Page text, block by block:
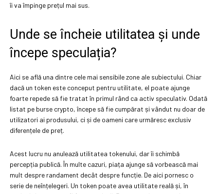
îi va împinge prețul mai sus.
Unde se încheie utilitatea și unde
începe speculația?
Aici se află una dintre cele mai sensibile zone ale subiectului. Chiar
dacă un token este conceput pentru utilitate, el poate ajunge
foarte repede să fie tratat în primul rând ca activ speculativ. Odată
listat pe burse crypto, începe să fie cumpărat și vândut nu doar de
utilizatori ai produsului, ci și de oameni care urmăresc exclusiv
diferențele de preț.
Acest lucru nu anulează utilitatea tokenului, dar îi schimbă
percepția publică. În multe cazuri, piața ajunge să vorbească mai
mult despre randament decât despre funcție. De aici pornesc o
serie de neînțelegeri. Un token poate avea utilitate reală și, în